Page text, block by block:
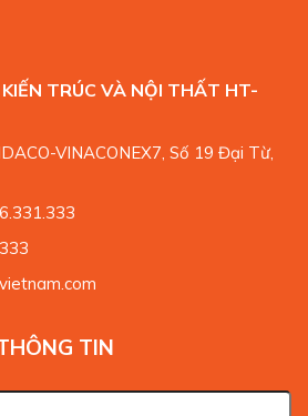
TRÚC VÀ NỘI THẤT HT-
VINACONEX7, Số 19 Đại Từ,
TIN